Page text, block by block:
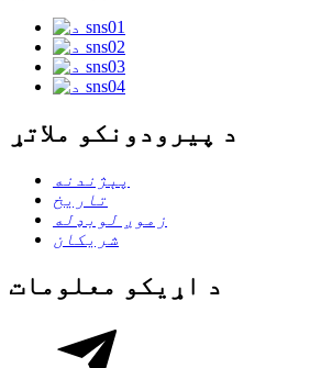
د پیرودونکو ملاتړ
پېژندنه
تاریخ
زموږ لوبډله
شریکان
د اړیکو معلومات